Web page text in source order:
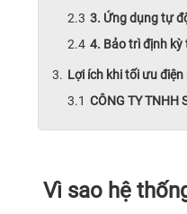
3. Ứng dụng tự
4. Bảo trì định kỳ
Lợi ích khi tối ưu
CÔNG TY TNHH
Vì sao hệ